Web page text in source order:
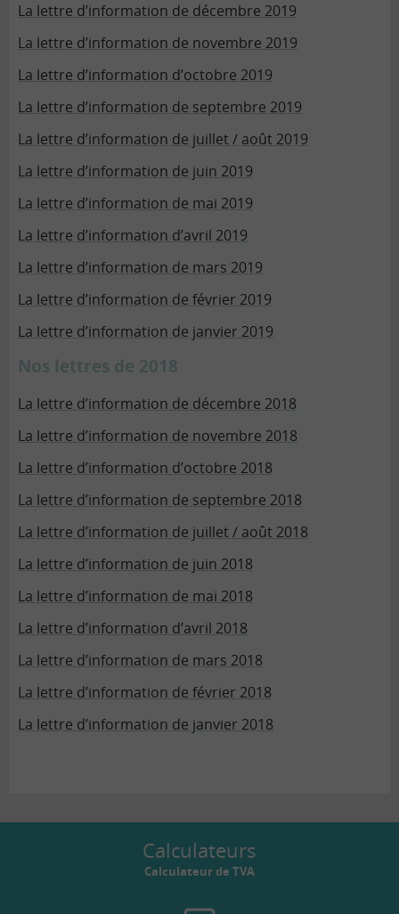
La lettre d’information de décembre 2019
La lettre d’information de novembre 2019
La lettre d’information d’octobre 2019
La lettre d’information de septembre 2019
La lettre d’information de juillet / août 2019
La lettre d’information de juin 2019
La lettre d’information de mai 2019
La lettre d’information d’avril 2019
La lettre d’information de mars 2019
La lettre d’information de février 2019
La lettre d’information de janvier 2019
Nos lettres de 2018
La lettre d’information de décembre 2018
La lettre d’information de novembre 2018
La lettre d’information d’octobre 2018
La lettre d’information de septembre 2018
La lettre d’information de juillet / août 2018
La lettre d’information de juin 2018
La lettre d’information de mai 2018
La lettre d’information d’avril 2018
La lettre d’information de mars 2018
La lettre d’information de février 2018
La lettre d’information de janvier 2018
Calculateurs
Calculateur de TVA